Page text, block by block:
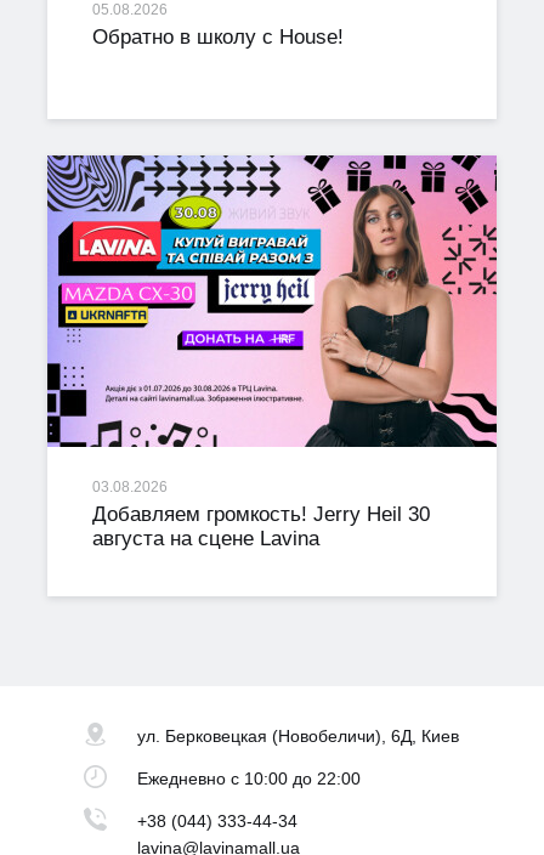
05.08.2026
Обратно в школу с House!
03.08.2026
Добавляем громкость! Jerry Heil 30
августа на сцене Lavina
ул. Берковецкая (Новобеличи), 6Д, Киев
Ежедневнос 10:00 до 22:00
+38 (044) 333-44-34
lavina@lavinamall.ua